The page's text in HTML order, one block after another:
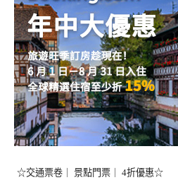
☆交通票卷｜ 景點門票｜ 4折優惠☆